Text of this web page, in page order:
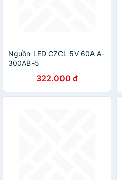
Nguồn LED CZCL 5V 60A A-
300AB-5
322.000 đ